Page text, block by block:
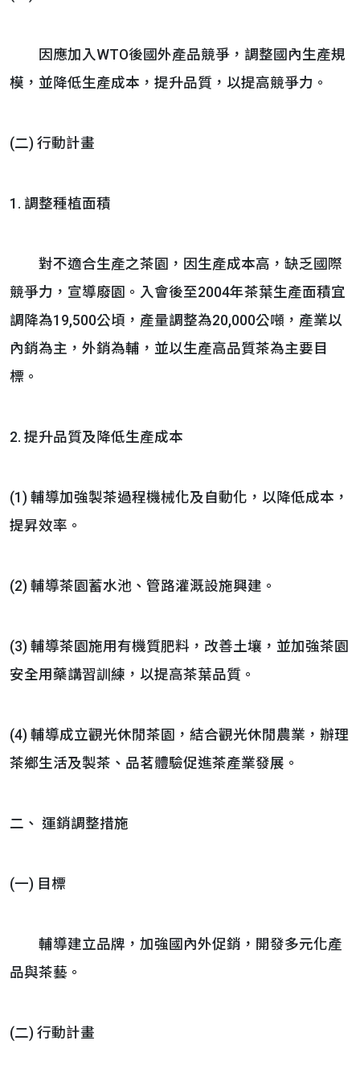
因應加入WTO後國外產品競爭，調整國內生產規
模，並降低生產成本，提升品質，以提高競爭力。
(二) 行動計畫
1. 調整種植面積
對不適合生產之茶園，因生產成本高，缺乏國際
競爭力，宣導廢園。入會後至2004年茶葉生產面積宜
調降為19,500公頃，產量調整為20,000公噸，產業以
內銷為主，外銷為輔，並以生產高品質茶為主要目
標。
2. 提升品質及降低生產成本
(1) 輔導加強製茶過程機械化及自動化，以降低成本，
提昇效率。
(2) 輔導茶園蓄水池、管路灌溉設施興建。
(3) 輔導茶園施用有機質肥料，改善土壤，並加強茶園
安全用藥講習訓練，以提高茶葉品質。
(4) 輔導成立觀光休閒茶園，結合觀光休閒農業，辦理
茶鄉生活及製茶、品茗體驗促進茶產業發展。
二、 運銷調整措施
(一) 目標
輔導建立品牌，加強國內外促銷，開發多元化產
品與茶藝。
(二) 行動計畫